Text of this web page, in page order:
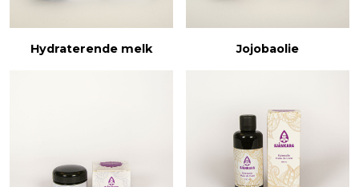
Hydraterende melk Jojobaolie